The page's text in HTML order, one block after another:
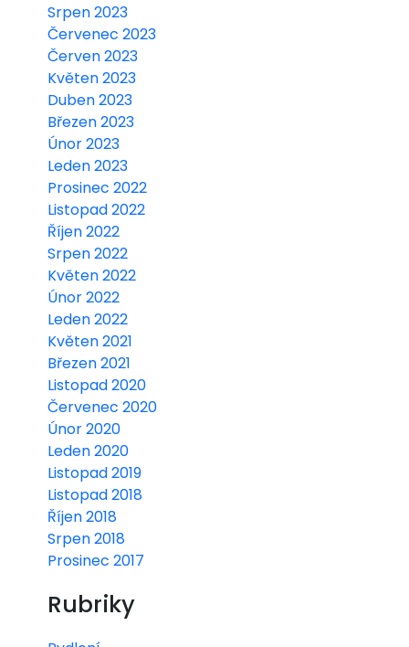
Srpen 2023
Červenec 2023
Červen 2023
Květen 2023
Duben 2023
Březen 2023
Únor 2023
Leden 2023
Prosinec 2022
Listopad 2022
Říjen 2022
Srpen 2022
Květen 2022
Únor 2022
Leden 2022
Květen 2021
Březen 2021
Listopad 2020
Červenec 2020
Únor 2020
Leden 2020
Listopad 2019
Listopad 2018
Říjen 2018
Srpen 2018
Prosinec 2017
Rubriky